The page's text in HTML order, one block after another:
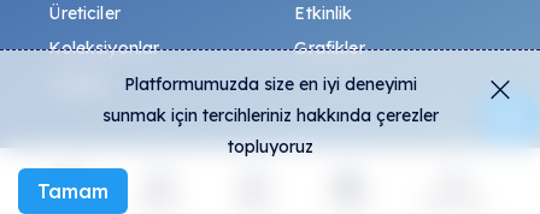
Keşfet
Üreticiler
Koleksiyonlar
Etkinlik
Grafikler
Genel
SSS
Toplum
Platformumuzda size en iyi deneyimi
sunmak için tercihleriniz hakkında çerezler
topluyoruz
Tamam